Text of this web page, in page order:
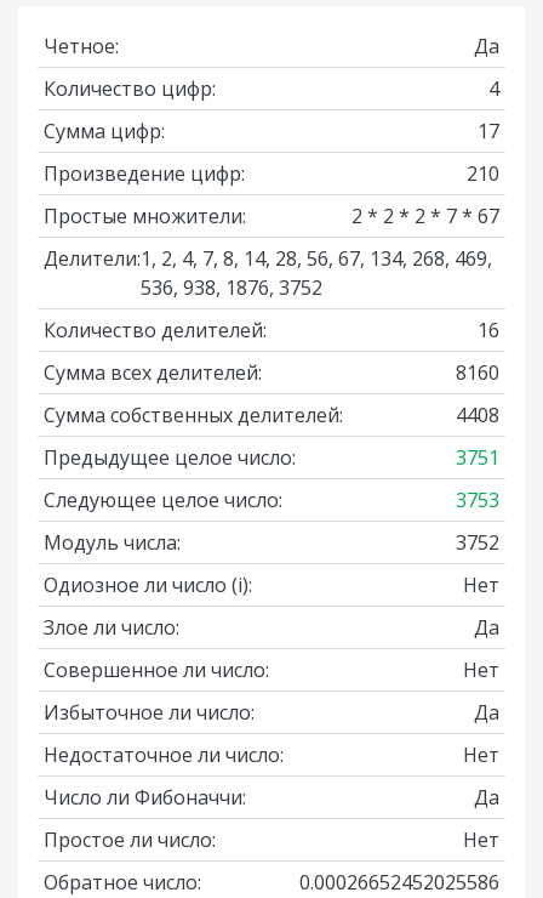
Четное:
Да
Количество цифр:
4
Сумма цифр:
17
Произведение цифр:
210
Простые множители:
2 * 2 * 2 * 7 * 67
Делители:1, 2, 4, 7, 8, 14, 28, 56, 67, 134, 268, 469,
536, 938, 1876, 3752
Количество делителей:
16
Сумма всех делителей:
8160
Сумма собственных делителей:
4408
Предыдущее целое число:
3751
Следующее целое число:
3753
Модуль числа:
3752
Одиозное ли число (i):
Нет
Злое ли число:
Да
Совершенное ли число:
Нет
Избыточное ли число:
Да
Недостаточное ли число:
Нет
Число ли Фибоначчи:
Да
Простое ли число:
Нет
Обратное число:
0.00026652452025586